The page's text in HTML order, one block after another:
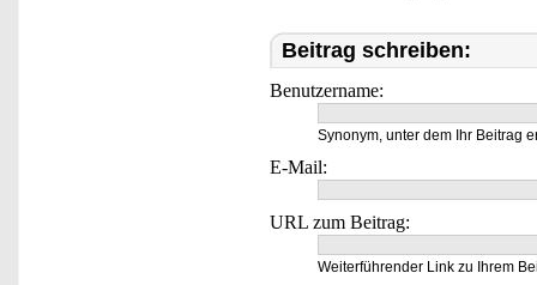
Beitrag schreiben:
Benutzername:
Synonym, unter dem Ihr Beitrag
E-Mail:
URL zum Beitrag:
Weiterführender Link zu Ihrem